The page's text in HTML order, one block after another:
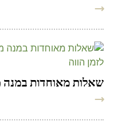
שאלות מאוחדות במנה